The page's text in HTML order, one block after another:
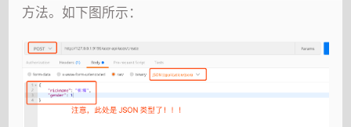
方法。如下图所示：